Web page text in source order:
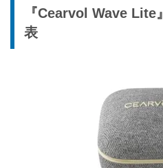
『Cearvol Wave Lite
表